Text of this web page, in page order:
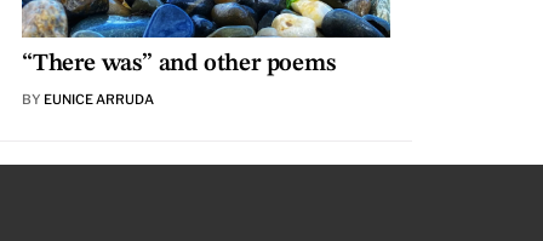
“There was” and other poems
BY EUNICE ARRUDA